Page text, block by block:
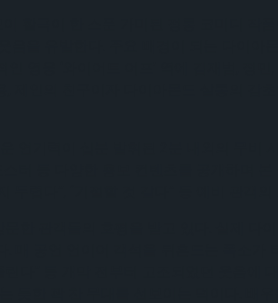
을 유발한다. 주요 배경이 되는 다이아몬
영웅 ‘와이어트 어프’ 역에 김재범, 정민,
제인의 친구이자 다이아몬드 살롱의 감초
연기력이 십분 발휘된 2분 내외의 무비
터 등 다양한 홍보 컨텐츠를 공개하며 본
한 관객들의 호평을 받고 있다. 실제 다
공연 연이어 객석을 뒤흔드는 폭소가
다” 등 개막 전부터 고조되었던 웃음에